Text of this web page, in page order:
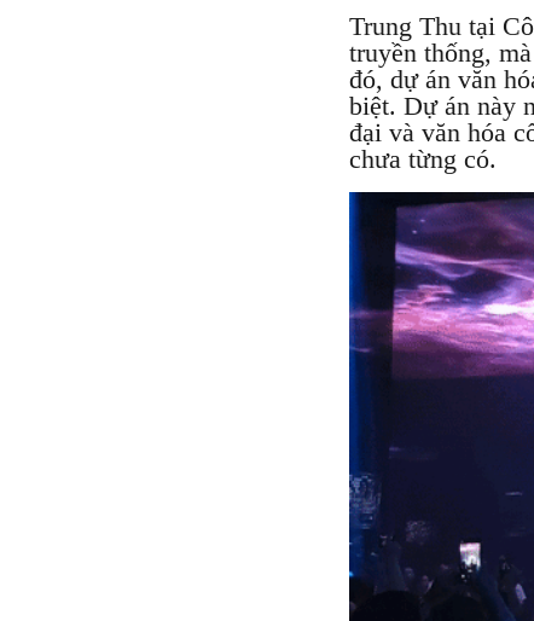
Trung Thu tại
truyền thống,
đó, dự án văn
biệt. Dự án này
đại và văn hóa
chưa từng có.